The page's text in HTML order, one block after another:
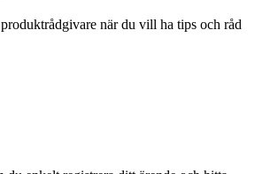
när du vill ha tips och råd